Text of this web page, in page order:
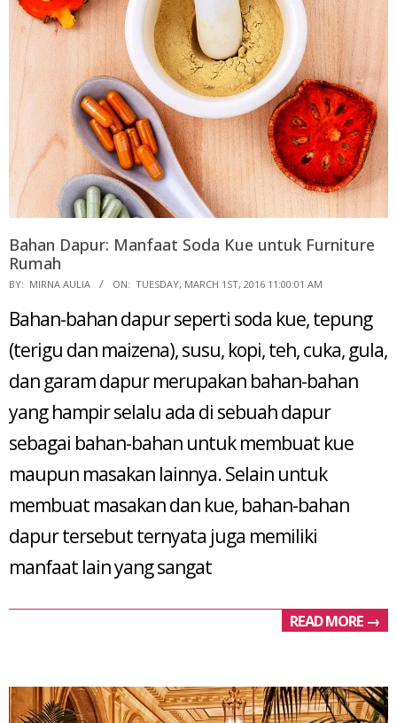
Bahan Dapur: Manfaat Soda Kue untuk Furniture
Rumah
2016-
01
BY: MIRNA AULIA ON: TUESDAY, MARCH 1ST, 2016 11:00:01 AM
Bahan-bahan dapur seperti soda kue, tepung
(terigu dan maizena), susu, kopi, teh, cuka, gula,
dan garam dapur merupakan bahan-bahan
yang hampir selalu ada di sebuah dapur
sebagai bahan-bahan untuk membuat kue
maupun masakan lainnya. Selain untuk
membuat masakan dan kue, bahan-bahan
dapur tersebut ternyata juga memiliki
manfaat lain yang sangat
READ MORE →